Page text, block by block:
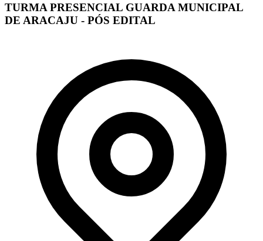
TURMA PRESENCIAL GUARDA MUNICIPAL
DE ARACAJU - PÓS EDITAL